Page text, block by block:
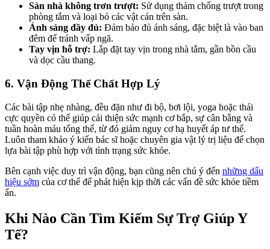
Sàn nhà không trơn trượt: Sử dụng thảm chống trượt trong
phòng tắm và loại bỏ các vật cản trên sàn.
Ánh sáng đầy đủ: Đảm bảo đủ ánh sáng, đặc biệt là vào ban
đêm để tránh vấp ngã.
Tay vịn hỗ trợ: Lắp đặt tay vịn trong nhà tắm, gần bồn cầu
và dọc cầu thang.
6. Vận Động Thể Chất Hợp Lý
Các bài tập nhẹ nhàng, đều đặn như đi bộ, bơi lội, yoga hoặc thái
cực quyền có thể giúp cải thiện sức mạnh cơ bắp, sự cân bằng và
tuần hoàn máu tổng thể, từ đó giảm nguy cơ hạ huyết áp tư thế.
Luôn tham khảo ý kiến bác sĩ hoặc chuyên gia vật lý trị liệu để chọn
lựa bài tập phù hợp với tình trạng sức khỏe.
Bên cạnh việc duy trì vận động, bạn cũng nên chú ý đến những dấu
hiệu sớm của cơ thể để phát hiện kịp thời các vấn đề sức khỏe tiềm
ẩn.
Khi Nào Cần Tìm Kiếm Sự Trợ Giúp Y
Tế?